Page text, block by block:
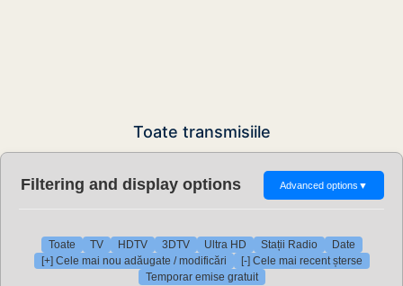
Toate transmisiile
Filtering and display options Advanced options ▼
Toate TV HDTV 3DTV Ultra HD Stații Radio
Date
[+] Cele mai nou adăugate / modificări
[-] Cele mai recent șterse
Temporar emise gratuit